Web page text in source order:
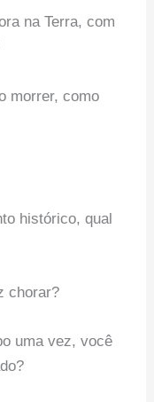
na Terra, com
morrer, como
histórico, qual
chorar?
uma vez, você